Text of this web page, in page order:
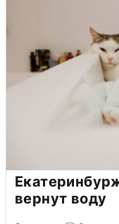
вернут воду